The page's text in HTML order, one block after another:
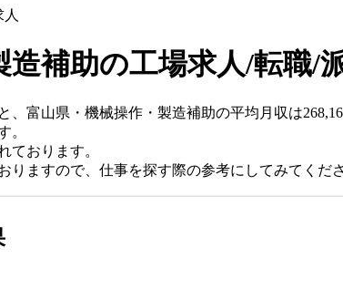
補助の工場求人/転職/
、富山県・機械操作・製造補助の平均月収は
。
ております。
ますので、仕事を探す際の参考にしてみてくださ